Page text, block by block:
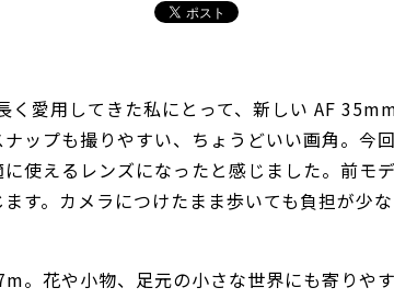
愛用してきた私にとって、新しい AF
ップも撮りやすい、ちょうどいい画角。今
使えるレンズになったと感じました。前
す。カメラにつけたまま歩いても負担が少
。花や小物、足元の小さな世界にも寄りや